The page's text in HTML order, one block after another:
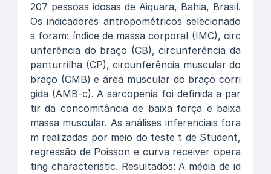
207 pessoas idosas de Aiquara, Bahia, Brasil.
Os indicadores antropométricos selecionado
s foram: índice de massa corporal (IMC), circ
unferência do braço (CB), circunferência da
panturrilha (CP), circunferência muscular do
braço (CMB) e área muscular do braço corri
gida (AMB-c). A sarcopenia foi definida a par
tir da concomitância de baixa força e baixa
massa muscular. As análises inferenciais fora
m realizadas por meio do teste t de Student,
regressão de Poisson e curva receiver opera
ting characteristic. Resultados: A média de id